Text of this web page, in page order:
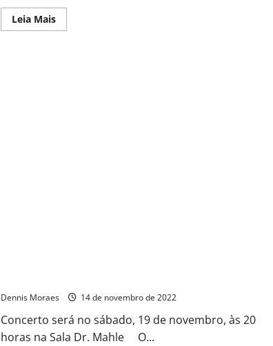
Leia Mais
Dennis Moraes 14 de novembro de 2022
Concerto será no sábado, 19 de novembro, às 20
horas na Sala Dr. Mahle O...